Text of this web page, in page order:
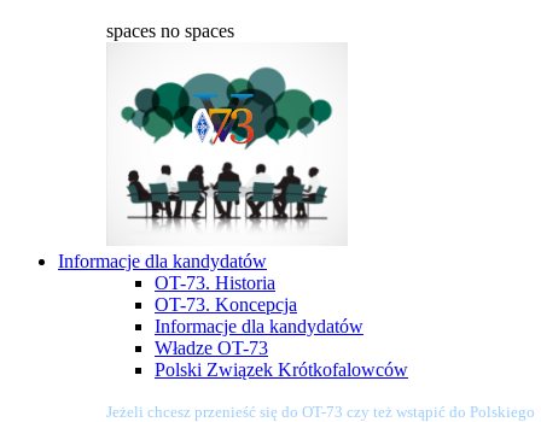
spaces no spaces
Informacje dla kandydatów
OT-73. Historia
OT-73. Koncepcja
Informacje dla kandydatów
Władze OT-73
Polski Związek Krótkofalowców
Jeżeli chcesz przenieść się do OT-73 czy też wstąpić do Polskiego